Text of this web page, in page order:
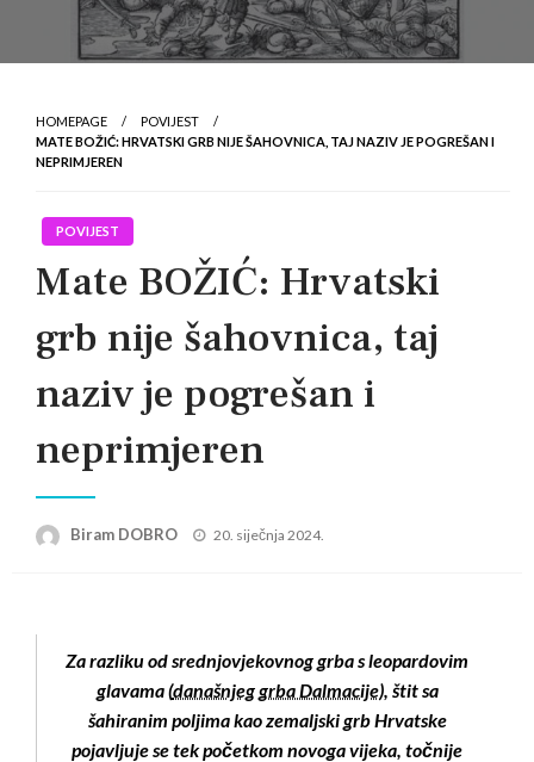
HOMEPAGE
POVIJEST
MATE BOŽIĆ: HRVATSKI GRB NIJE ŠAHOVNICA, TAJ NAZIV JE POGREŠAN I
NEPRIMJEREN
POVIJEST
Mate BOŽIĆ: Hrvatski
grb nije šahovnica, taj
naziv je pogrešan i
neprimjeren
Biram DOBRO
Posted
20. siječnja 2024.
Za razliku od srednjovjekovnog grba s leopardovim
glavama (današnjeg grba Dalmacije), štit sa
šahiranim poljima kao zemaljski grb Hrvatske
pojavljuje se tek početkom novoga vijeka, točnije